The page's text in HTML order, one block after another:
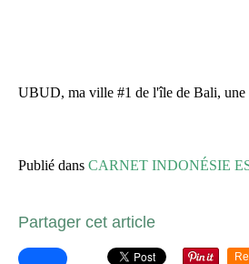
UBUD, ma ville #1 de l'île de Bali, une
Publié dans CARNET INDONÉSIE
Partager cet article